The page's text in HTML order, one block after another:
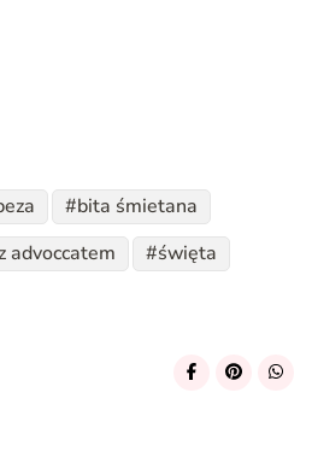
bita śmietana
advoccatem
święta